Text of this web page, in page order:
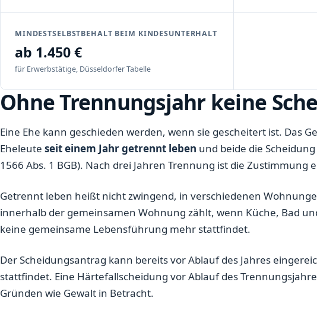
MINDESTSELBSTBEHALT BEIM KINDESUNTERHALT
ab 1.450 €
für Erwerbstätige, Düsseldorfer Tabelle
Ohne Trennungsjahr keine
Eine Ehe kann geschieden werden, wenn sie gescheitert ist. Das
Eheleute seit einem Jahr getrennt leben und beide die
1566 Abs. 1 BGB). Nach drei Jahren Trennung ist die Zustimmung
Getrennt leben heißt nicht zwingend, in verschiedenen
innerhalb der gemeinsamen Wohnung zählt, wenn Küche, Bad
keine gemeinsame Lebensführung mehr stattfindet.
Der Scheidungsantrag kann bereits vor Ablauf des Jahres
stattfindet. Eine Härtefallscheidung vor Ablauf des
Gründen wie Gewalt in Betracht.